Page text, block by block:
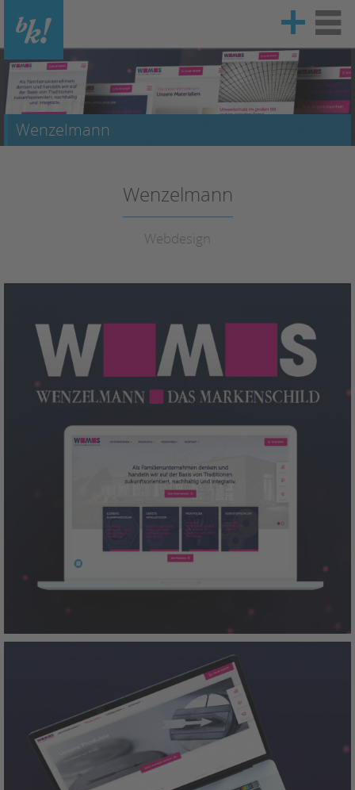
Vinzenz-Pallotti-Str. 18
65552 Limburg/Lahn
info@mister-bk.de
Wenzelmann
Wenzelmann
Webdesign